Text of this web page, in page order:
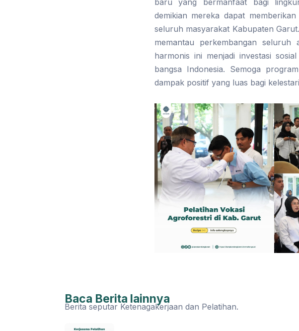
baru yang bermanfaat bagi
demikian mereka dapat
seluruh masyarakat Kabupaten
memantau perkembangan
harmonis ini menjadi investasi
bangsa Indonesia. Semoga
dampak positif yang luas bagi
Baca Berita lainnya
Berita seputar Ketenagakerjaan dan Pelatihan.